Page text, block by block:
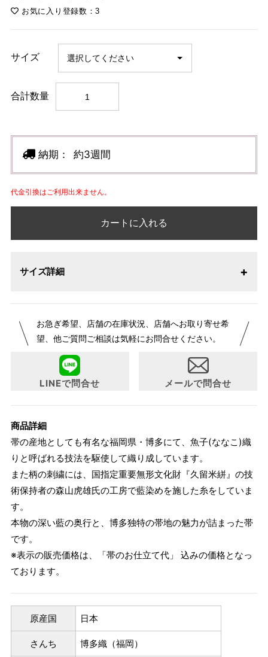
お気に入り登録数：3
サイズ
合計数量
納期： 約3週間
代金引換はご利用出来ません。
カートに入れる
サイズ詳細
お急ぎ希望、店舗の在庫状況、店舗へお取り寄せ希
望、他ご質問ご相談は気軽にお問合せください。
LINEで問合せ メールで問合せ
商品詳細
帯の産地としても有名な福岡県・博多にて、魚子(ななこ)織
りと呼ばれる技法を駆使して織り成しています。
また柄の刺繍には、国指定重要無形文化財『久留米絣』の技
術保持者の森山虎雄氏の工房で藍染めを施した糸をしていま
す。
本物の深い藍の奥行と、博多独特の帯地の魅力が詰まった帯
です。
※表示の販売価格は、「帯のお仕立て代」 込みの価格となっ
ております。
原産国 日本
さんち 博多織（福岡）